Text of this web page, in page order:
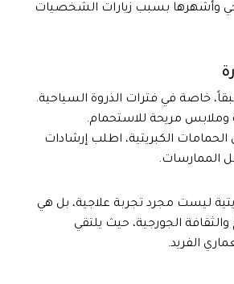
وأشهرها بسبب زيارات الشخصيات
خاصة في فترات الذروة السياحية.
مريحة للاستحمام.
الحمامات الكبريتية، اطلب إرشادات
الممارسات.
ليست مجرد تجربة علاجية، بل هي
والثقافة الجورجية، حيث يلتقي
الفريد.